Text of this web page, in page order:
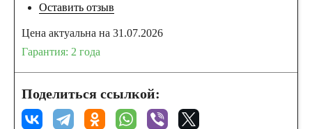
Оставить отзыв
Цена актуальна на 31.07.2026
Гарантия: 2 года
Поделиться ссылкой: